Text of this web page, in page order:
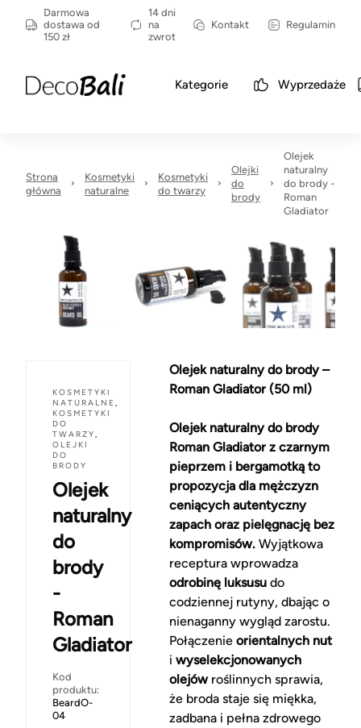
Darmowa
dostawa od
150 zł
14 dni
na
zwrot
Kontakt Regulamin
Kategorie Wyprzedaże
Strona
główna
Kosmetyki
naturalne
Kosmetyki
do twarzy
Olejki
do
brody
Olejek
naturalny
do brody -
Roman
Gladiator
KOSMETYKI
NATURALNE ,
KOSMETYKI
DO
TWARZY,
OLEJKI
DO
BRODY
Olejek
naturalny
do
brody
-
Roman
Gladiator
Kod
produktu:
BeardO-
04
Olejek naturalny do brody –
Roman Gladiator (50 ml)
Olejek naturalny do brody
Roman Gladiator z czarnym
pieprzem i bergamotką to
propozycja dla mężczyzn
ceniących autentyczny
zapach oraz pielęgnację bez
kompromisów.Wyjątkowa
receptura wprowadza
odrobinę luksusudo
codziennej rutyny, dbając o
nienaganny wygląd zarostu.
Połączenie orientalnych nut
i wyselekcjonowanych
olejówroślinnych sprawia,
że broda staje się miękka,
zadbana i pełna zdrowego